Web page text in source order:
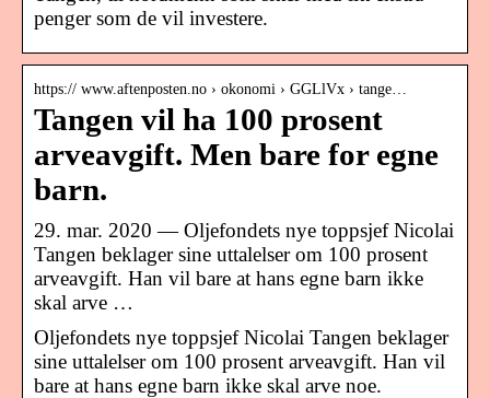
penger som de vil investere.
https:// www.aftenposten.no › okonomi › GGLlVx › tange…
Tangen vil ha 100 prosent
arveavgift. Men bare for egne
barn.
29. mar. 2020 — Oljefondets nye toppsjef Nicolai
Tangen beklager sine uttalelser om 100 prosent
arveavgift. Han vil bare at hans egne barn ikke
skal arve …
Oljefondets nye toppsjef Nicolai Tangen beklager
sine uttalelser om 100 prosent arveavgift. Han vil
bare at hans egne barn ikke skal arve noe.